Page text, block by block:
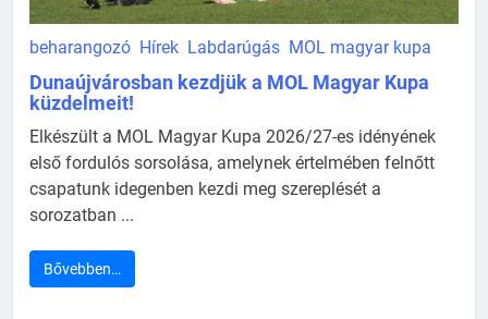
beharangozó Hírek Labdarúgás MOL magyar kupa
Dunaújvárosban kezdjük a MOL Magyar Kupa
küzdelmeit!
Elkészült a MOL Magyar Kupa 2026/27-es idényének
első fordulós sorsolása, amelynek értelmében felnőtt
csapatunk idegenben kezdi meg szereplését a
sorozatban ...
Bővebben…